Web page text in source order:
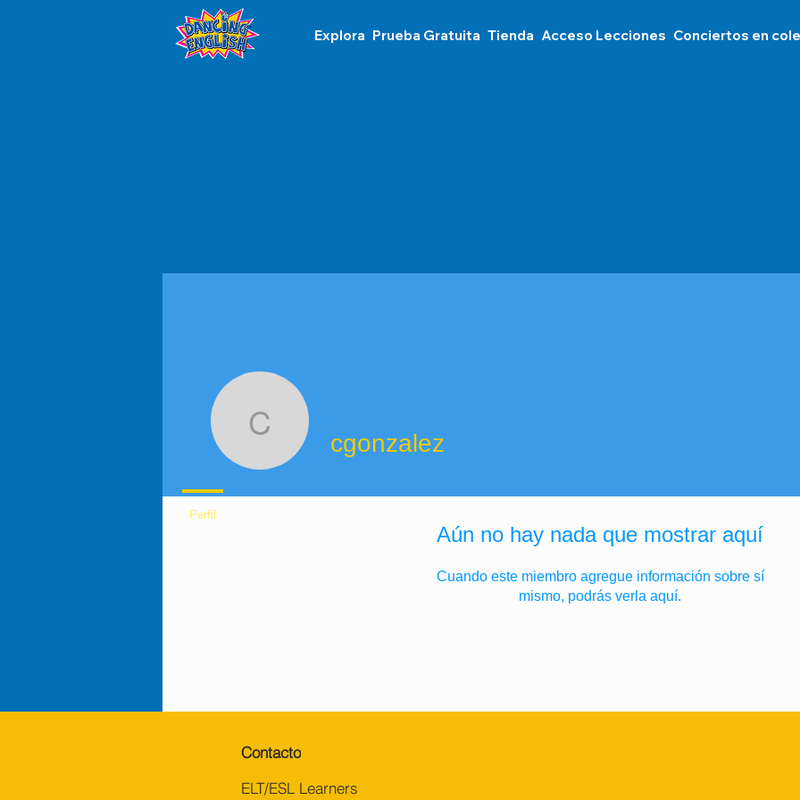
Explora Prueba Gratuita Tienda Acceso Lecciones Conciertos en
Fecha de registro: 11 oct 2022
Aún no hay nada que mostrar aquí
Cuando este miembro agregue información sobre sí
mismo, podrás verla aquí.
cgonzalez
cgonzalez
Perfil
Contacto
ELT/ESL Learners